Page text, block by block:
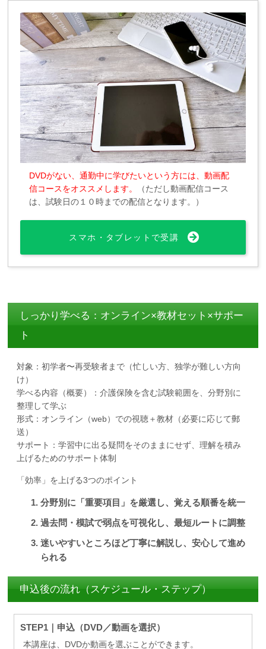
DVDがない、通勤中に学びたいという方には、動画配
信コースをオススメします。
（ただし動画配信コース
は、試験日の１０時までの配信となります。）
スマホ・タブレットで受講
しっかり学べる：オンライン×教材セット×サポー
ト
対象：初学者〜再受験者まで（忙しい方、独学が難しい方向
け）
学べる内容（概要）：介護保険を含む試験範囲を、分野別に
整理して学ぶ
形式：オンライン（web）での視聴＋教材（必要に応じて郵
送）
サポート：学習中に出る疑問をそのままにせず、理解を積み
上げるためのサポート体制
「効率」を上げる3つのポイント
分野別に「重要項目」を厳選し、覚える順番を統一
過去問・模試で弱点を可視化し、最短ルートに調整
迷いやすいところほど丁寧に解説し、安心して進め
られる
申込後の流れ（スケジュール・ステップ）
STEP1｜申込（DVD／動画を選択）
本講座は、DVDか動画を選ぶことができます。